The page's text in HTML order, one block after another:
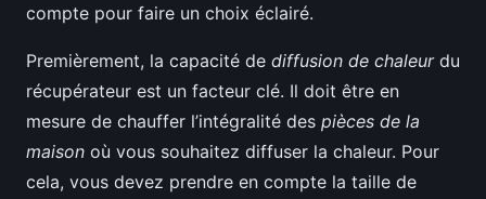
compte pour faire un choix éclairé.
Premièrement, la capacité de diffusion de chaleurdu
récupérateur est un facteur clé. Il doit être en
mesure de chauffer l’intégralité des pièces de la
maison où vous souhaitez diffuser la chaleur. Pour
cela, vous devez prendre en compte la taille de